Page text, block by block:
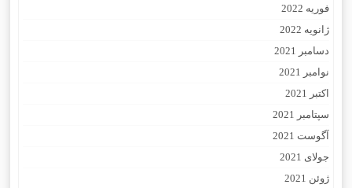
فوریه 2022
ژانویه 2022
دسامبر 2021
نوامبر 2021
اکتبر 2021
سپتامبر 2021
آگوست 2021
جولای 2021
ژوئن 2021